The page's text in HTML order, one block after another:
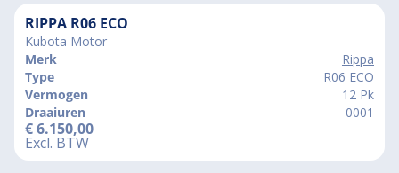
RIPPA R06 ECO
Kubota Motor
Merk
Rippa
Type
R06 ECO
Vermogen
12 Pk
Draaiuren
0001
€6.150,00
Excl. BTW